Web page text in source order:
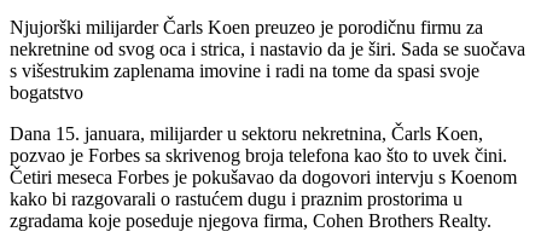
Njujorški milijarder Čarls Koen preuzeo je porodičnu firmu za
nekretnine od svog oca i strica, i nastavio da je širi. Sada se suočava
s višestrukim zaplenama imovine i radi na tome da spasi svoje
bogatstvo
Dana 15. januara, milijarder u sektoru nekretnina, Čarls Koen,
pozvao je Forbes sa skrivenog broja telefona kao što to uvek čini.
Četiri meseca Forbes je pokušavao da dogovori intervju s Koenom
kako bi razgovarali o rastućem dugu i praznim prostorima u
zgradama koje poseduje njegova firma, Cohen Brothers Realty.